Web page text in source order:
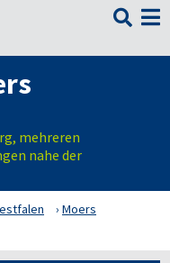

mehreren
nahe der
Moers